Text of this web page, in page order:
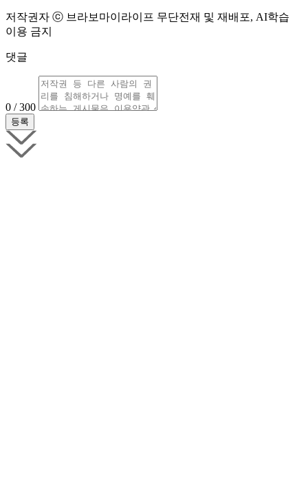
저작권자 ⓒ 브라보마이라이프 무단전재 및 재배포, AI학습
이용 금지
댓글
0 / 300